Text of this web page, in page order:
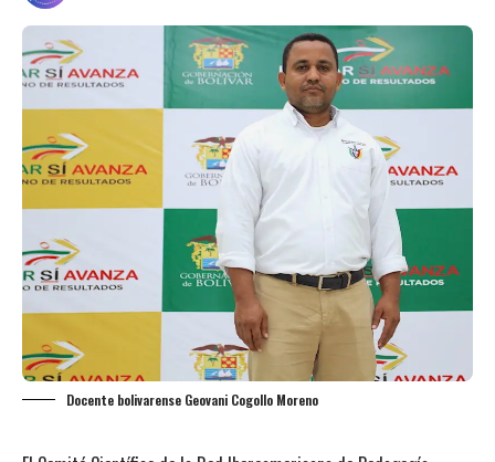
Docente bolivarense Geovani Cogollo Moreno